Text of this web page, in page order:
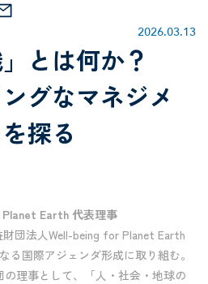
2026.03.13
とは何か？
グなマネジメ
探る
Earth 代表理事
団法人Well-being for Planet Earth
る国際アジェンダ形成に取り組む。
理事として、「人・社会・地球の